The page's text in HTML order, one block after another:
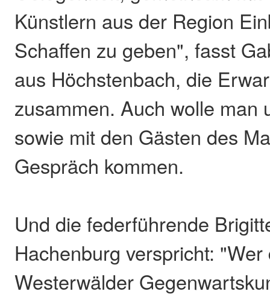
Künstlern aus der Region
Schaffen zu geben", fasst
aus Höchstenbach, die
zusammen. Auch wolle man
sowie mit den Gästen des
Gespräch kommen.
Und die federführende
Hachenburg verspricht:
Westerwälder